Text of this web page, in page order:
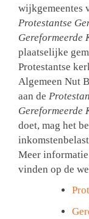
wijkgemeentes
Protestantse
Gereformeerde
plaatselijke
Protestantse
Algemeen Nut
aan de
Gereformeerde
doet, mag het
Meer informatie
vinden op de